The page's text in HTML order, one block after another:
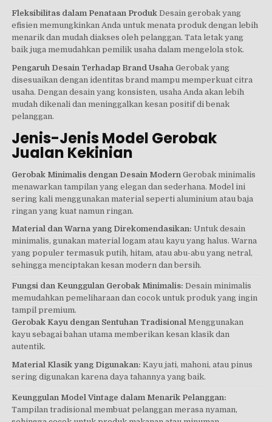
Fleksibilitas dalam Penataan Produk Desain gerobak yang
efisien memungkinkan Anda untuk menata produk dengan lebih
menarik dan mudah diakses oleh pelanggan. Tata letak yang
baik juga memudahkan pemilik usaha dalam mengelola stok.
Pengaruh Desain Terhadap Brand Usaha Gerobak yang
disesuaikan dengan identitas brand mampu memperkuat citra
usaha. Dengan desain yang konsisten, usaha Anda akan lebih
mudah dikenali dan meninggalkan kesan positif di benak
pelanggan.
Jenis-Jenis Model Gerobak
Jualan Kekinian
Gerobak Minimalis dengan Desain Modern Gerobak minimalis
menawarkan tampilan yang elegan dan sederhana. Model ini
sering kali menggunakan material seperti aluminium atau baja
ringan yang kuat namun ringan.
Material dan Warna yang Direkomendasikan: Untuk desain
minimalis, gunakan material logam atau kayu yang halus. Warna
yang populer termasuk putih, hitam, atau abu-abu yang netral,
sehingga menciptakan kesan modern dan bersih.
Fungsi dan Keunggulan Gerobak Minimalis: Desain minimalis
memudahkan pemeliharaan dan cocok untuk produk yang ingin
tampil premium.
Gerobak Kayu dengan Sentuhan Tradisional Menggunakan
kayu sebagai bahan utama memberikan kesan klasik dan
autentik.
Material Klasik yang Digunakan: Kayu jati, mahoni, atau pinus
sering digunakan karena daya tahannya yang baik.
Keunggulan Model Vintage dalam Menarik Pelanggan:
Tampilan tradisional membuat pelanggan merasa nyaman,